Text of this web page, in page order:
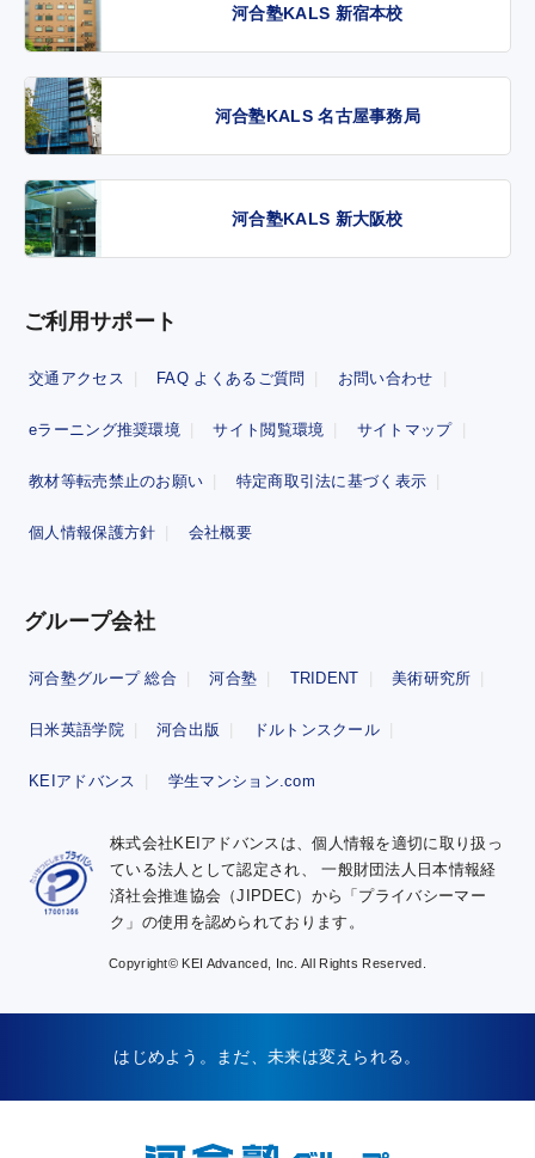
河合塾KALS 新宿本校
河合塾KALS 名古屋事務局
河合塾KALS 新大阪校
ご利用サポート
交通アクセス FAQ よくあるご質問 お問い合わせ
eラーニング推奨環境 サイト閲覧環境 サイトマップ
教材等転売禁止のお願い 特定商取引法に基づく表示
個人情報保護方針 会社概要
グループ会社
河合塾グループ 総合 河合塾 TRIDENT 美術研究所
日米英語学院 河合出版 ドルトンスクール
KEIアドバンス 学生マンション.com
株式会社KEIアドバンスは、個人情報を適切に取り扱っ
ている法人として認定され、一般財団法人日本情報経
済社会推進協会（JIPDEC）から「プライバシーマー
ク」の使用を認められております。
Copyright© KEI Advanced, Inc. All Rights Reserved.
はじめよう。まだ、未来は変えられる。